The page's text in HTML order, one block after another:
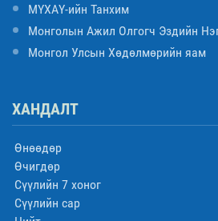
МҮХАҮ-ийн Танхим
Монголын Ажил Олгогч Эздийн
Монгол Улсын Хөдөлмөрийн яам
ХАНДАЛТ
Өнөөдөр
Өчигдөр
Сүүлийн 7 хоног
Сүүлийн сар